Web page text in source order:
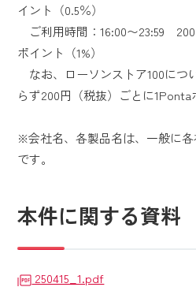
イント（0.5％）
ご利用時間：16:00〜23:59
ポイント（1%）
なお、ローソンストア100につ
らず200円（税抜）ごとに1Ponta
※会社名、各製品名は、一般に
です。
本件に関する資料
250415_1.pdf